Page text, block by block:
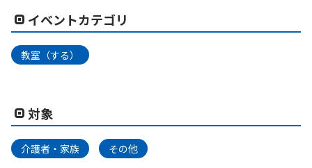
イベントカテゴリ
教室（する）
対象
介護者・家族 その他